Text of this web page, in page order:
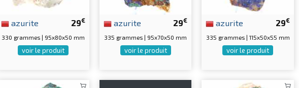
29€
azurite
330 grammes | 95x80x50 mm
voir le produit
29€
azurite
335 grammes | 95x70x50 mm
voir le produit
29€
azurite
335 grammes | 115x50x55 mm
voir le produit